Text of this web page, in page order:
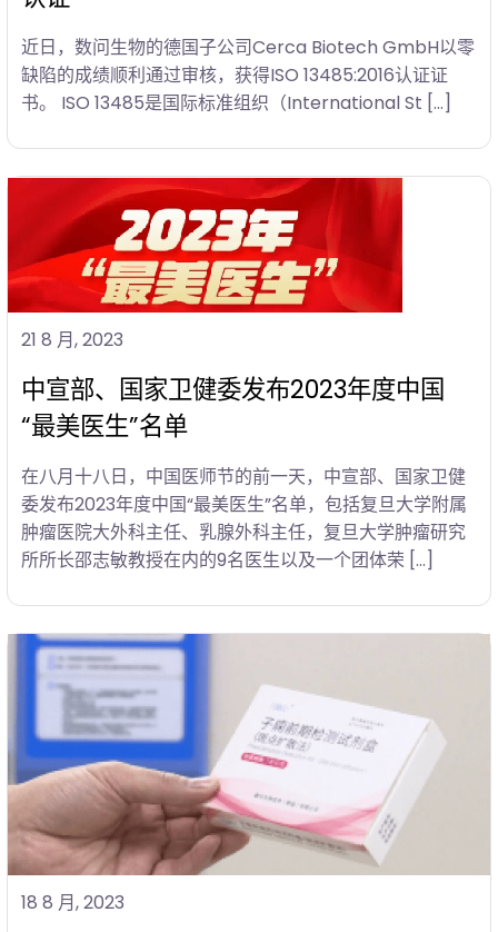
近日，数问生物的德国子公司Cerca Biotech GmbH以零
缺陷的成绩顺利通过审核，获得ISO 13485:2016认证证
书。 ISO 13485是国际标准组织（International St […]
21 8 月, 2023
中宣部、国家卫健委发布2023年度中国
“最美医生”名单
在八月十八日，中国医师节的前一天，中宣部、国家卫健
委发布2023年度中国“最美医生”名单，包括复旦大学附属
肿瘤医院大外科主任、乳腺外科主任，复旦大学肿瘤研究
所所长邵志敏教授在内的9名医生以及一个团体荣 […]
18 8 月, 2023